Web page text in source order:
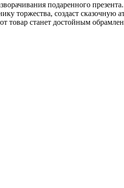
подаренного
торжества, создаст сказочную
товар станет достойным